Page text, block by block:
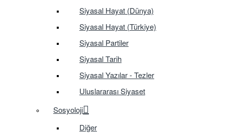
Siyasal Hayat (Dünya)
Siyasal Hayat (Türkiye)
Siyasal Partiler
Siyasal Tarih
Siyasal Yazılar - Tezler
Uluslararası Siyaset
Sosyoloji
Diğer